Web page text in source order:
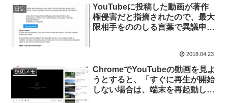
日記
YouTubeに投稿した動画が著作
権侵害だと指摘されたので、最大
限相手をののしる言葉で異議申し
2018.04.23
技術メモ
ChromeでYouTubeの動画を見よ
うとすると、「すぐに再生が開始
しない場合は、端末を再起動して